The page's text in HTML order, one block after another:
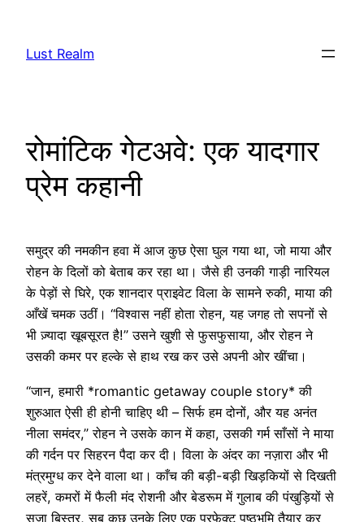
content
Lust Realm
रोमांटिक गेटअवे: एक यादगार
प्रेम कहानी
समुद्र की नमकीन हवा में आज कुछ ऐसा घुल गया था, जो माया और
रोहन के दिलों को बेताब कर रहा था। जैसे ही उनकी गाड़ी नारियल
के पेड़ों से घिरे, एक शानदार प्राइवेट विला के सामने रुकी, माया की
आँखें चमक उठीं। “विश्वास नहीं होता रोहन, यह जगह तो सपनों से
भी ज़्यादा खूबसूरत है!” उसने खुशी से फुसफुसाया, और रोहन ने
उसकी कमर पर हल्के से हाथ रख कर उसे अपनी ओर खींचा।
“जान, हमारी *romantic getaway couple story* की
शुरुआत ऐसी ही होनी चाहिए थी – सिर्फ हम दोनों, और यह अनंत
नीला समंदर,” रोहन ने उसके कान में कहा, उसकी गर्म साँसों ने माया
की गर्दन पर सिहरन पैदा कर दी। विला के अंदर का नज़ारा और भी
मंत्रमुग्ध कर देने वाला था। काँच की बड़ी-बड़ी खिड़कियों से दिखती
लहरें, कमरों में फैली मंद रोशनी और बेडरूम में गुलाब की पंखुड़ियों से
सजा बिस्तर, सब कुछ उनके लिए एक परफेक्ट पृष्ठभूमि तैयार कर